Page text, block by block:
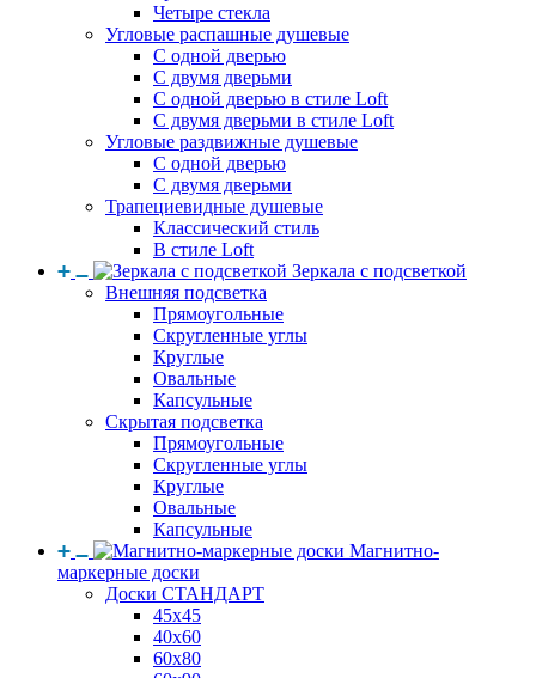
Четыре стекла
Угловые распашные душевые
С одной дверью
С двумя дверьми
С одной дверью в стиле Loft
С двумя дверьми в стиле Loft
Угловые раздвижные душевые
С одной дверью
С двумя дверьми
Трапециевидные душевые
Классический стиль
В стиле Loft
Зеркала с подсветкой
Внешняя подсветка
Прямоугольные
Скругленные углы
Круглые
Овальные
Капсульные
Скрытая подсветка
Прямоугольные
Скругленные углы
Круглые
Овальные
Капсульные
Магнитно-
маркерные доски
Доски СТАНДАРТ
45x45
40x60
60x80